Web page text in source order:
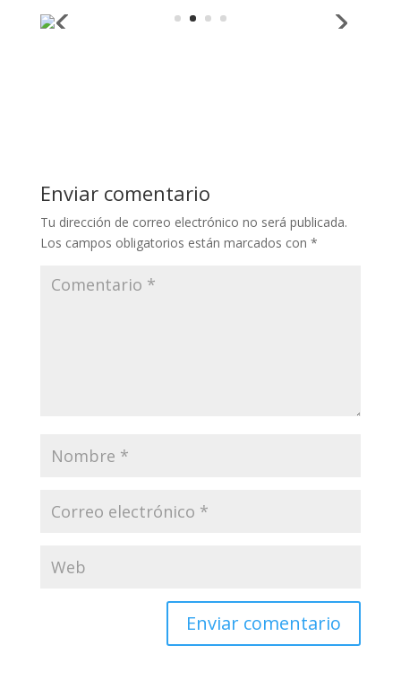
Enviar comentario
Tu dirección de correo electrónico no será publicada.
Los campos obligatorios están marcados con *